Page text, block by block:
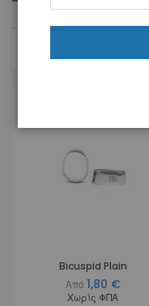
Bicuspid Plain
Από 1,80 €
Χωρίς ΦΠΑ